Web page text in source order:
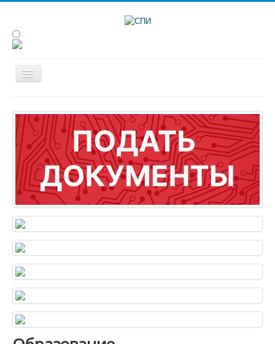
организации
Об институте
Студенту
Наука
Конференции
Абитуриенту
Анкетирование